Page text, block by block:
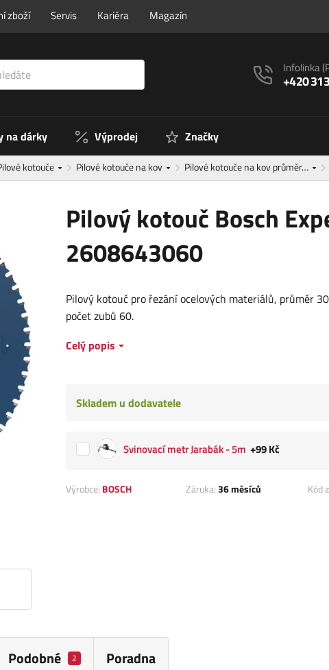
zboží Servis Kariéra Magazín
Infolinka
+420
na dárky Výprodej Značky
kotouče Pilové kotouče na kov Pilové kotouče na kov průměr…
Pilový kotouč Bosch
2608643060
Pilový kotouč pro řezání ocelových materiálů, průměr
počet zubů 60.
Celý popis
Skladem u dodavatele
Svinovací metr Jarabák - 5m +99 Kč
Výrobce: BOSCH Záruka:36 měsíců Kód
Podobné 2 Poradna